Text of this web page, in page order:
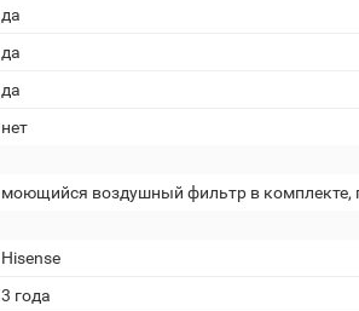
да
да
да
нет
моющийся воздушный фильтр в комплекте,
Hisense
3 года